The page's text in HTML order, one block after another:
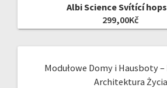
Albi Science Svítící
299,00Kč
Modułowe Domy i Hausboty
Architektura Życia